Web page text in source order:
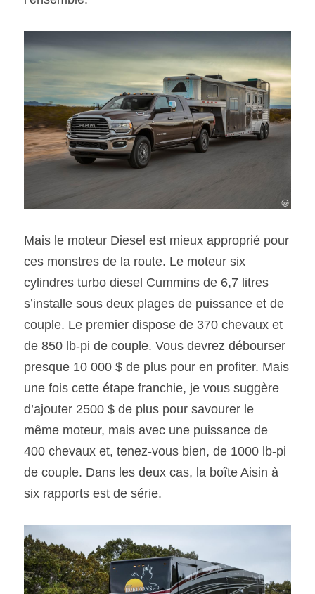
Mais le moteur Diesel est mieux approprié pour
ces monstres de la route. Le moteur six
cylindres turbo diesel Cummins de 6,7 litres
s’installe sous deux plages de puissance et de
couple. Le premier dispose de 370 chevaux et
de 850 lb-pi de couple. Vous devrez débourser
presque 10 000 $ de plus pour en profiter. Mais
une fois cette étape franchie, je vous suggère
d’ajouter 2500 $ de plus pour savourer le
même moteur, mais avec une puissance de
400 chevaux et, tenez-vous bien, de 1000 lb-pi
de couple. Dans les deux cas, la boîte Aisin à
six rapports est de série.